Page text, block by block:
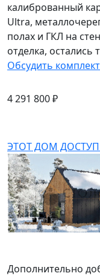
калиброванный
Ultra,
полах и ГКЛ на
отделка,
Обсудить
4 291 800 ₽
ЭТОТ ДОМ
Дополнительно